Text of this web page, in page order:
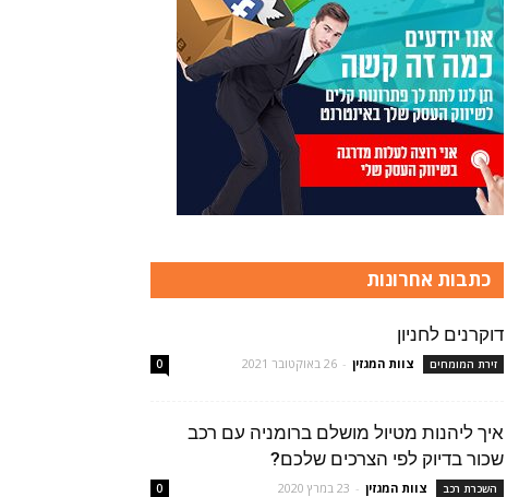
כתבות אחרונות
דוקרנים לחניון
זירת המומחים צוות המגזין - 26 באוקטובר 2021 0
איך ליהנות מטיול מושלם ברומניה עם רכב
שכור בדיוק לפי הצרכים שלכם?
השכרת רכב צוות המגזין - 23 במרץ 2020 0